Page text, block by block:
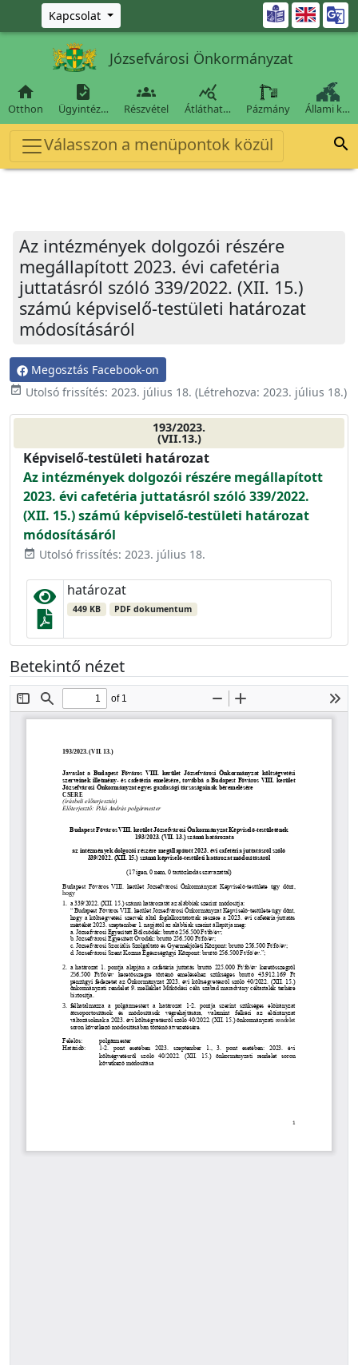
Ugrás a fő tartalomra
Kapcsolat 
Józsefvárosi Önkormányzat

Otthon

Ügyintéz…

Részvétel

Átláthat… Pázmány Állami k…
Válasszon a menüpontok közül 
Az intézmények dolgozói részére
megállapított 2023. évi cafetéria
juttatásról szóló 339/2022. (XII. 15.)
számú képviselő-testületi határozat
módosításáról
Megosztás Facebook-on
event_available Utolsó frissítés: 2023. július 18. (Létrehozva: 2023. július 18.)
193/2023.
(VII.13.)
Képviselő-testületi határozat
Az intézmények dolgozói részére megállapított
2023. évi cafetéria juttatásról szóló 339/2022.
(XII. 15.) számú képviselő-testületi határozat
módosításáról
event_available Utolsó frissítés: 2023. július 18.
határozat
449 KB PDF dokumentum
Betekintő nézet